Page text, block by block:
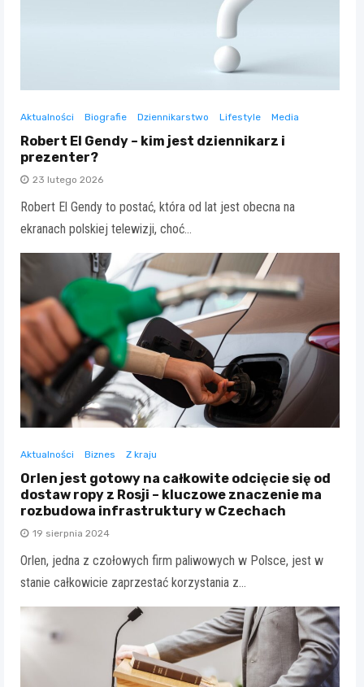
Aktualności Biografie Dziennikarstwo Lifestyle Media
Robert El Gendy – kim jest dziennikarz i
prezenter?
23 lutego 2026
Robert El Gendy to postać, która od lat jest obecna na
ekranach polskiej telewizji, choć…
Aktualności Biznes Z kraju
Orlen jest gotowy na całkowite odcięcie się od
dostaw ropy z Rosji – kluczowe znaczenie ma
rozbudowa infrastruktury w Czechach
19 sierpnia 2024
Orlen, jedna z czołowych firm paliwowych w Polsce, jest w
stanie całkowicie zaprzestać korzystania z…